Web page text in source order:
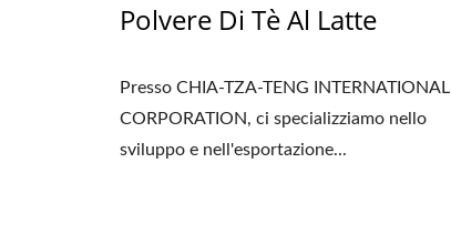
Polvere Di Tè Al Latte
Presso CHIA-TZA-TENG INTERNATIONAL
CORPORATION, ci specializziamo nello
sviluppo e nell'esportazione...